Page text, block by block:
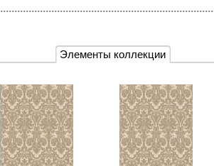
Элементы коллекции